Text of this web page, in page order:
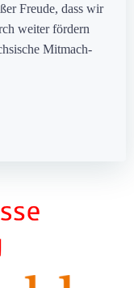
Freude, dass wir
weiter fördern
Mitmach-